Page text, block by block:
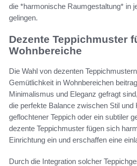
die *harmonische Raumgestaltung* in
gelingen.
Dezente Teppichmuster
Wohnbereiche
Die Wahl von dezenten
Gemütlichkeit in Wohnbereichen
Minimalismus und Eleganz gefragt
die perfekte Balance zwischen Stil und
geflochtener Teppich oder ein subtiler
dezente Teppichmuster fügen sich
Einrichtung ein und erschaffen eine
Durch die Integration solcher